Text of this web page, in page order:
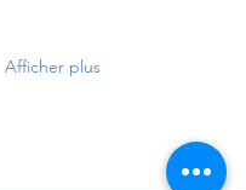
Afficher plus